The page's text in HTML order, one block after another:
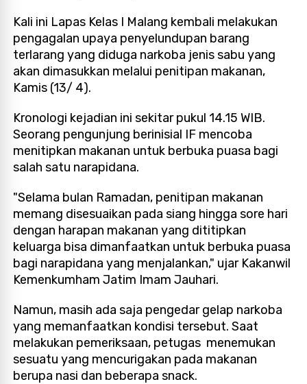
Kali ini Lapas Kelas I Malang kembali melakukan
pengagalan upaya penyelundupan barang
terlarang yang diduga narkoba jenis sabu yang
akan dimasukkan melalui penitipan makanan,
Kamis (13/ 4).
Kronologi kejadian ini sekitar pukul 14.15 WIB.
Seorang pengunjung berinisial IF mencoba
menitipkan makanan untuk berbuka puasa bagi
salah satu narapidana.
"Selama bulan Ramadan, penitipan makanan
memang disesuaikan pada siang hingga sore hari
dengan harapan makanan yang dititipkan
keluarga bisa dimanfaatkan untuk berbuka puasa
bagi narapidana yang menjalankan," ujar Kakanwil
Kemenkumham Jatim Imam Jauhari.
Namun, masih ada saja pengedar gelap narkoba
yang memanfaatkan kondisi tersebut. Saat
melakukan pemeriksaan, petugas menemukan
sesuatu yang mencurigakan pada makanan
berupa nasi dan beberapa snack.